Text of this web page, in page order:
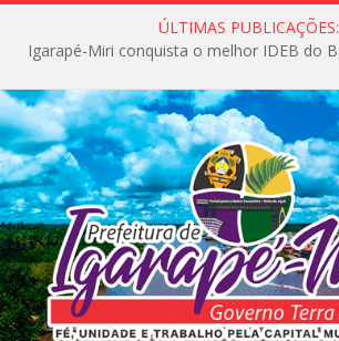
ÚLTIMAS PUBLICAÇÕES: